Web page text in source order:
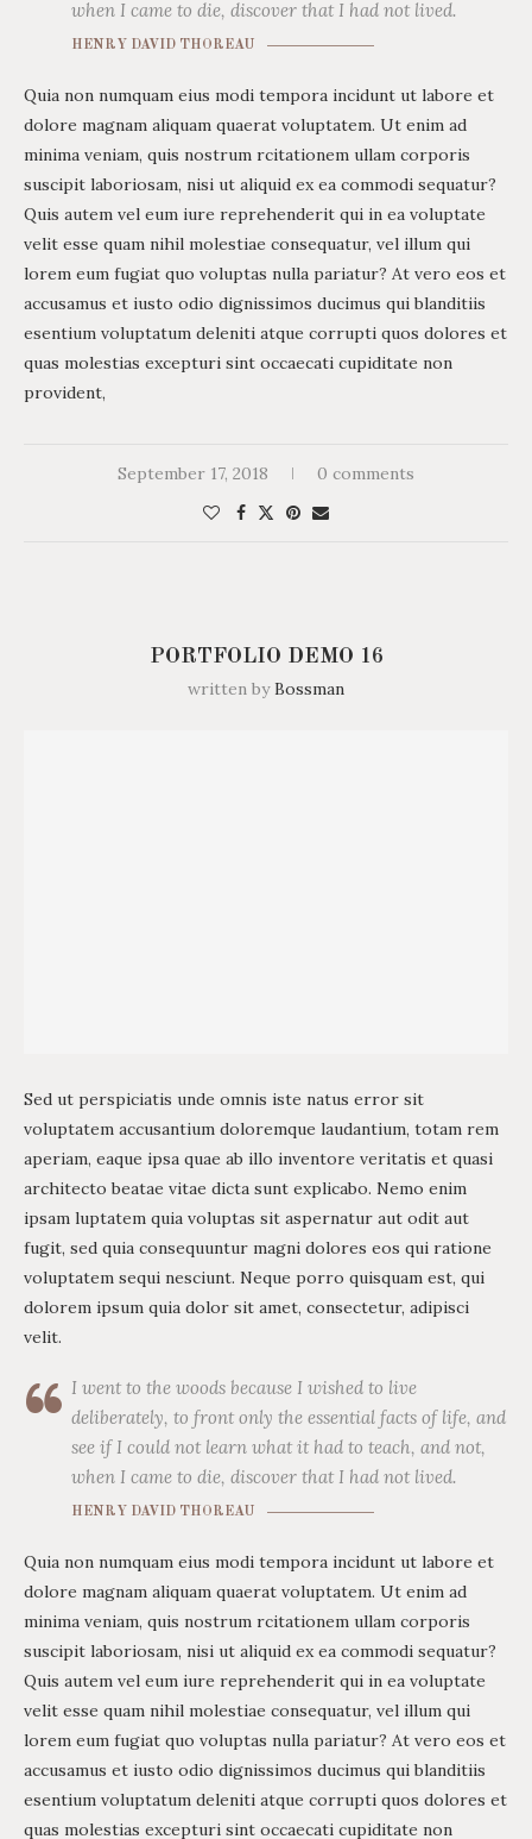
when I came to die, discover that I had not lived.
HENRY DAVID THOREAU
Quia non numquam eius modi tempora incidunt ut labore et
dolore magnam aliquam quaerat voluptatem. Ut enim ad
minima veniam, quis nostrum rcitationem ullam corporis
suscipit laboriosam, nisi ut aliquid ex ea commodi sequatur?
Quis autem vel eum iure reprehenderit qui in ea voluptate
velit esse quam nihil molestiae consequatur, vel illum qui
lorem eum fugiat quo voluptas nulla pariatur? At vero eos et
accusamus et iusto odio dignissimos ducimus qui blanditiis
esentium voluptatum deleniti atque corrupti quos dolores et
quas molestias excepturi sint occaecati cupiditate non
provident,
September 17, 2018 0 comments
PORTFOLIO DEMO 16
written byBossman
Sed ut perspiciatis unde omnis iste natus error sit
voluptatem accusantium doloremque laudantium, totam rem
aperiam, eaque ipsa quae ab illo inventore veritatis et quasi
architecto beatae vitae dicta sunt explicabo. Nemo enim
ipsam luptatem quia voluptas sit aspernatur aut odit aut
fugit, sed quia consequuntur magni dolores eos qui ratione
voluptatem sequi nesciunt. Neque porro quisquam est, qui
dolorem ipsum quia dolor sit amet, consectetur, adipisci
velit.
I went to the woods because I wished to live
deliberately, to front only the essential facts of life, and
see if I could not learn what it had to teach, and not,
when I came to die, discover that I had not lived.
HENRY DAVID THOREAU
Quia non numquam eius modi tempora incidunt ut labore et
dolore magnam aliquam quaerat voluptatem. Ut enim ad
minima veniam, quis nostrum rcitationem ullam corporis
suscipit laboriosam, nisi ut aliquid ex ea commodi sequatur?
Quis autem vel eum iure reprehenderit qui in ea voluptate
velit esse quam nihil molestiae consequatur, vel illum qui
lorem eum fugiat quo voluptas nulla pariatur? At vero eos et
accusamus et iusto odio dignissimos ducimus qui blanditiis
esentium voluptatum deleniti atque corrupti quos dolores et
quas molestias excepturi sint occaecati cupiditate non